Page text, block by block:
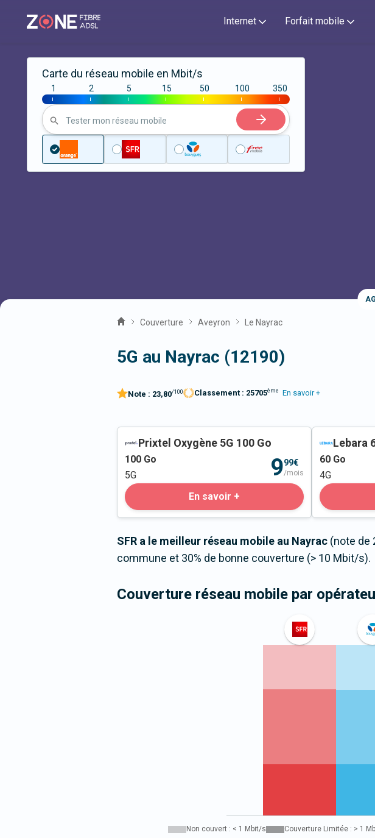
Internet Forfait mobile
Carte du réseau mobile en Mbit/s
|
1
|
2
|
5
|
15
|
50
|
100
|
350
Tester mon réseau mobile
Couverture Aveyron Le Nayrac
5G au Nayrac (12190)
Note : 23,80/100 Classement : 25705ème En savoir +
Prixtel Oxygène 5G 100 Go
100 Go
5G
999€
/mois
En savoir +
Lebara
60 Go
4G
SFR a le meilleur réseau mobile au Nayrac (note de
commune et 30% de bonne couverture (> 10 Mbit/s).
Couverture réseau mobile par
Non couvert : < 1 Mbit/s Couverture Limitée : > 1